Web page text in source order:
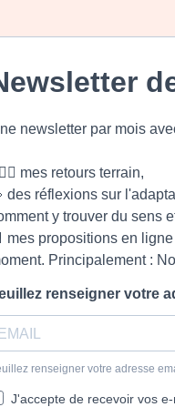
newsletter par mois
mes retours terrain,
des réflexions sur
y trouver du sens
mes propositions en
Principalement :
renseigner votre
renseigner votre adresse
J'accepte de recevoir vos